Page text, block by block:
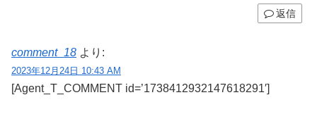
返信
comment_18 より:
2023年12月24日 10:43 AM
[Agent_T_COMMENT id=’1738412932147618291′]